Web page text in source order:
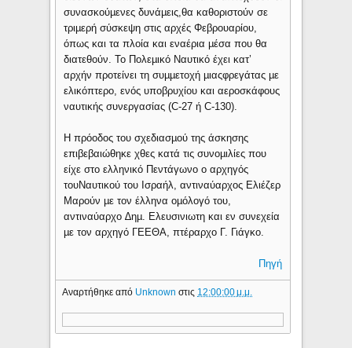
συνασκούµενες δυνάµεις,θα καθοριστούν σε
τριµερή σύσκεψη στις αρχές Φεβρουαρίου,
όπως και τα πλοία και εναέρια µέσα που θα
διατεθούν. Το Πολεµικό Ναυτικό έχει κατ’
αρχήν προτείνει τη συµµετοχή µιαςφρεγάτας µε
ελικόπτερο, ενός υποβρυχίου και αεροσκάφους
ναυτικής συνεργασίας (C-27 ή C-130).
Η πρόοδος του σχεδιασµού της άσκησης
επιβεβαιώθηκε χθες κατά τις συνοµιλίες που
είχε στο ελληνικό Πεντάγωνο ο αρχηγός
τουΝαυτικού του Ισραήλ, αντιναύαρχος Ελιέζερ
Μαρούν µε τον έλληνα οµόλογό του,
αντιναύαρχο ∆ηµ. Ελευσινιωτη και εν συνεχεία
µε τον αρχηγό ΓΕΕΘΑ, πτέραρχο Γ. Γιάγκο.
Πηγή
Αναρτήθηκε από Unknownστις 12:00:00 μ.μ.